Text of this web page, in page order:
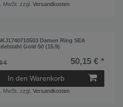
MwSt. zzgl.Versandkosten
Damen Ring SEA
Gold 50 (15.9)
€ 50,15 € *
In den Warenkorb
MwSt. zzgl.Versandkosten